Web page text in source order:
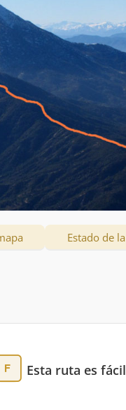
Estado de
Esta ruta es fácil